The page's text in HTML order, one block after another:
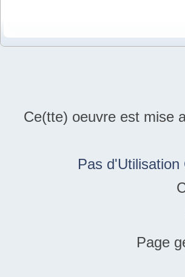
Ce(tte) oeuvre est mise
Pas
Page